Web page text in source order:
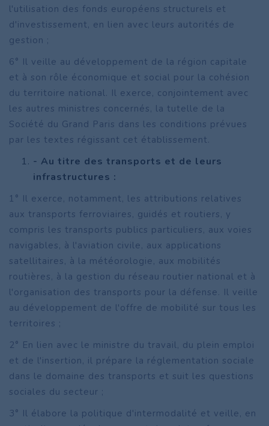
l'utilisation des fonds européens structurels et
d'investissement, en lien avec leurs autorités de
gestion ;
6° Il veille au développement de la région capitale
et à son rôle économique et social pour la cohésion
du territoire national. Il exerce, conjointement avec
les autres ministres concernés, la tutelle de la
Société du Grand Paris dans les conditions prévues
par les textes régissant cet établissement.
- Au titre des transports et de leurs
infrastructures :
1° Il exerce, notamment, les attributions relatives
aux transports ferroviaires, guidés et routiers, y
compris les transports publics particuliers, aux voies
navigables, à l'aviation civile, aux applications
satellitaires, à la météorologie, aux mobilités
routières, à la gestion du réseau routier national et à
l'organisation des transports pour la défense. Il veille
au développement de l'offre de mobilité sur tous les
territoires ;
2° En lien avec le ministre du travail, du plein emploi
et de l'insertion, il prépare la réglementation sociale
dans le domaine des transports et suit les questions
sociales du secteur ;
3° Il élabore la politique d'intermodalité et veille, en